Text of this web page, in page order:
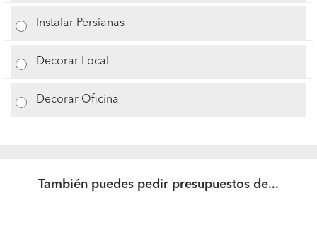
Instalar Persianas
Decorar Local
Decorar Oficina
También puedes pedir presupuestos de...